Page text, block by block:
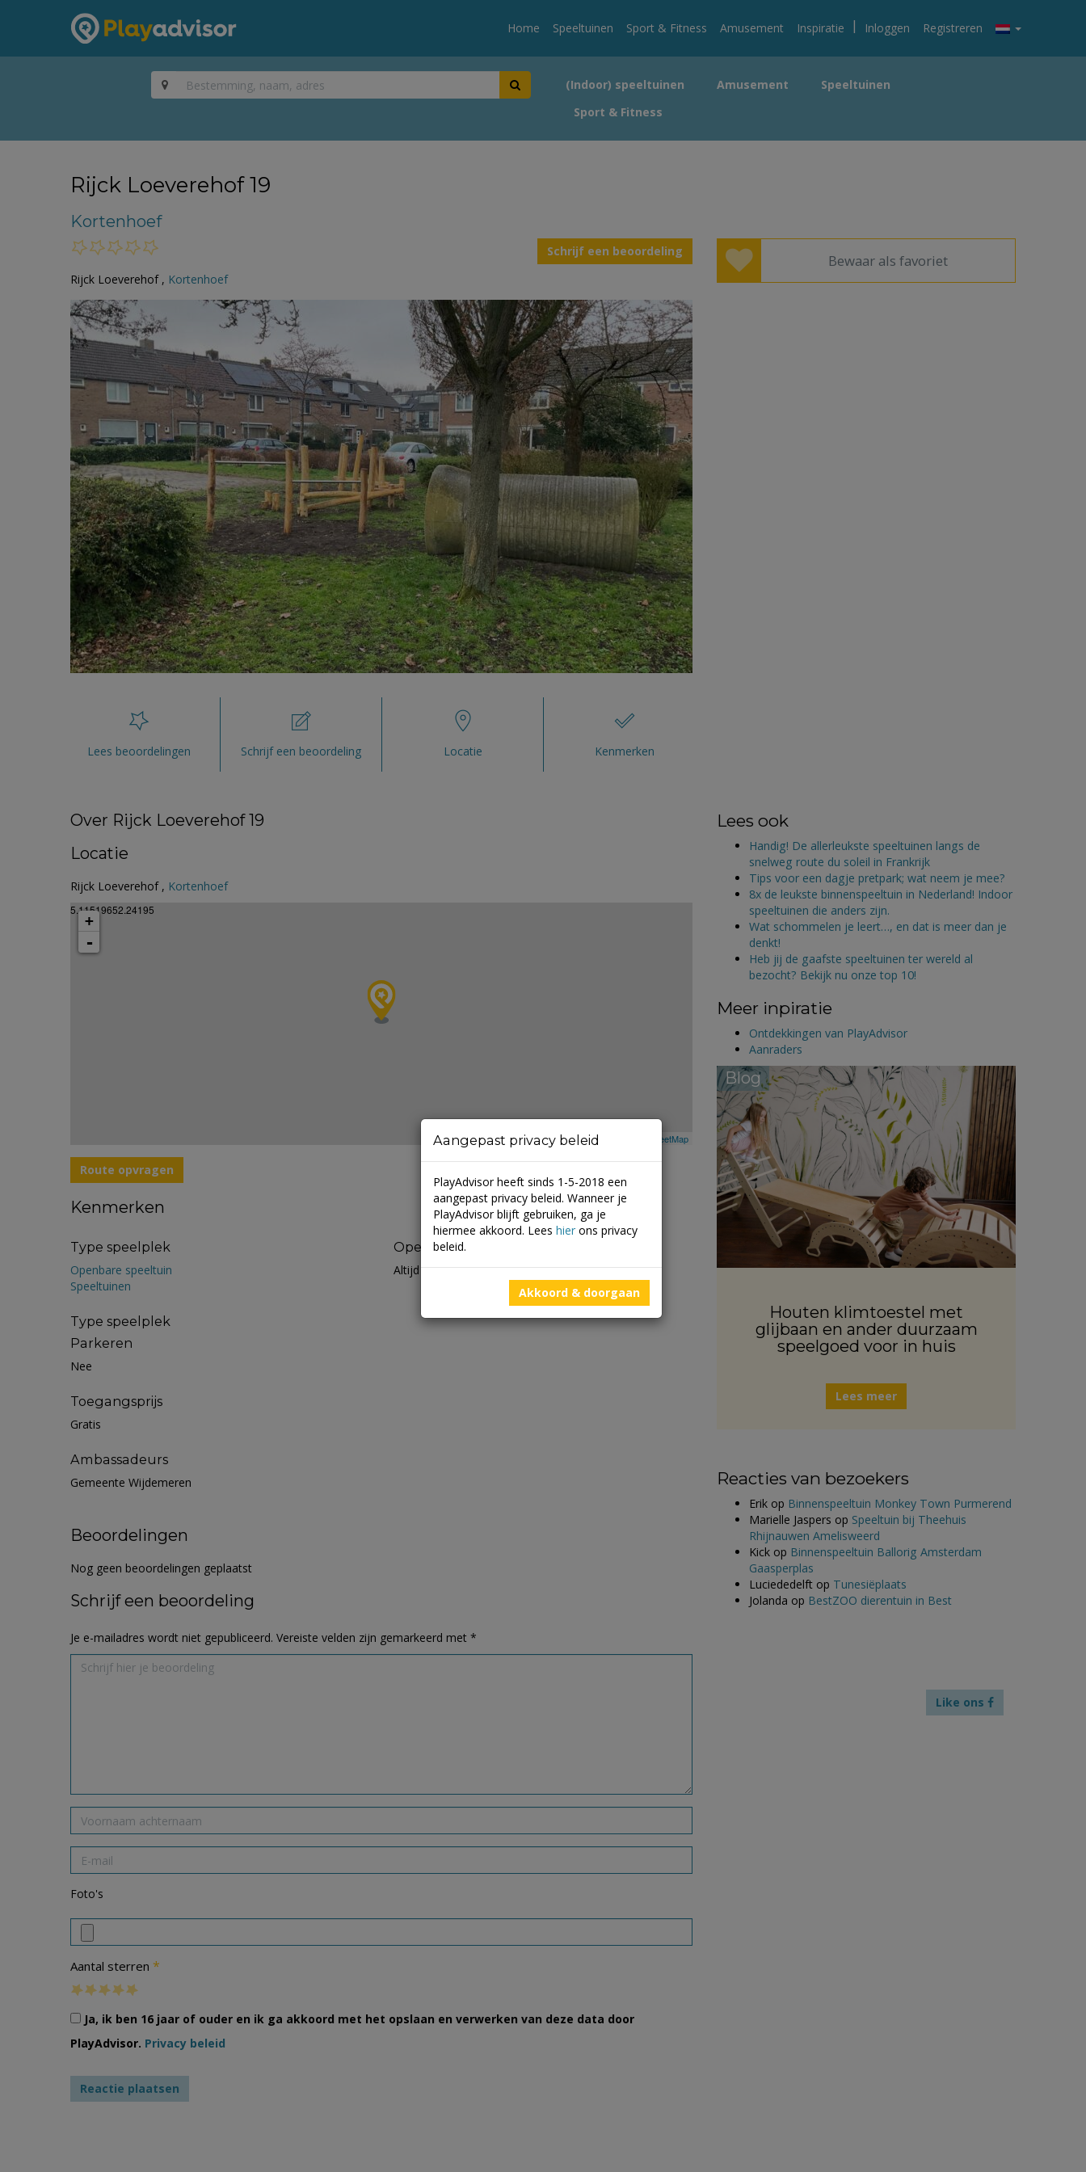
Home Speeltuinen Sport & Fitness Amusement Inspiratie | Inloggen Registreren
(Indoor) speeltuinen Amusement
Speeltuinen
Sport & Fitness
Rijck Loeverehof 19
Kortenhoef
Schrijf een beoordeling
Rijck Loeverehof , Kortenhoef
Bewaar als favoriet
Lees beoordelingen Schrijf een beoordeling Locatie Kenmerken
Over Rijck Loeverehof 19
Locatie
Rijck Loeverehof , Kortenhoef
5.11519652.24195
+
-
Leaflet| ©Mapbox OpenStreetMap
Route opvragen
Kenmerken
Type speelplek
Openbare speeltuin
Speeltuinen
Type speelplek
Parkeren
Nee
Toegangsprijs
Gratis
Ambassadeurs
Gemeente Wijdemeren
Openingstijden
Altijd open
Beoordelingen
Nog geen beoordelingen geplaatst
Schrijf een beoordeling
Je e-mailadres wordt niet gepubliceerd. Vereiste velden zijn gemarkeerd met *
Foto's
Aantal sterren *
Ja, ik ben 16 jaar of ouder en ik ga akkoord met het opslaan en verwerken van deze data door
PlayAdvisor. Privacy beleid
Lees ook
Handig! De allerleukste speeltuinen langs de
snelweg route du soleil in Frankrijk
Tips voor een dagje pretpark; wat neem je mee?
8x de leukste binnenspeeltuin in Nederland! Indoor
speeltuinen die anders zijn.
Wat schommelen je leert…, en dat is meer dan je
denkt!
Heb jij de gaafste speeltuinen ter wereld al
bezocht? Bekijk nu onze top 10!
Meer inpiratie
Ontdekkingen van PlayAdvisor
Aanraders
Blog
Houten klimtoestel met
glijbaan en ander duurzaam
speelgoed voor in huis
Lees meer
Reacties van bezoekers
Erik op Binnenspeeltuin Monkey Town Purmerend
Marielle Jaspers op Speeltuin bij Theehuis
Rhijnauwen Amelisweerd
Kick op Binnenspeeltuin Ballorig Amsterdam
Gaasperplas
Luciededelft op Tunesiëplaats
Jolanda op BestZOO dierentuin in Best
Like ons
Aangepast privacy beleid
PlayAdvisor heeft sinds 1-5-2018 een
aangepast privacy beleid. Wanneer je
PlayAdvisor blijft gebruiken, ga je
hiermee akkoord. Lees hier ons privacy
beleid.
Akkoord & doorgaan